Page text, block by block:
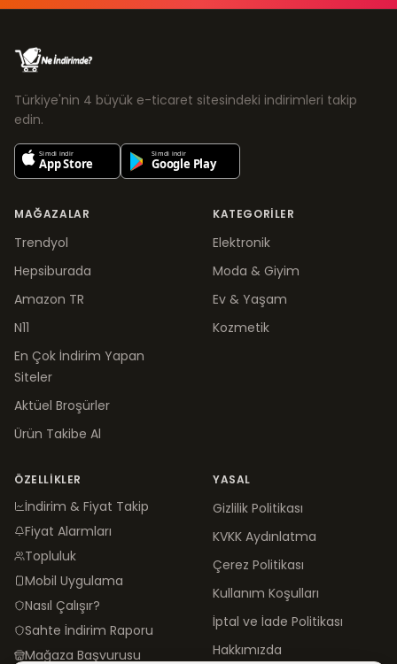
Türkiye'nin 4 büyük e-ticaret sitesindeki indirimleri takip
edin.
MAĞAZALAR
Trendyol
Hepsiburada
Amazon TR
N11
En Çok İndirim Yapan
Siteler
Aktüel Broşürler
Ürün Takibe Al
KATEGORILER
Elektronik
Moda & Giyim
Ev & Yaşam
Kozmetik
ÖZELLIKLER
İndirim & Fiyat Takip
Fiyat Alarmları
Topluluk
Mobil Uygulama
Nasıl Çalışır?
Sahte İndirim Raporu
Mağaza Başvurusu
YASAL
Gizlilik Politikası
KVKK Aydınlatma
Çerez Politikası
Kullanım Koşulları
İptal ve İade Politikası
Hakkımızda